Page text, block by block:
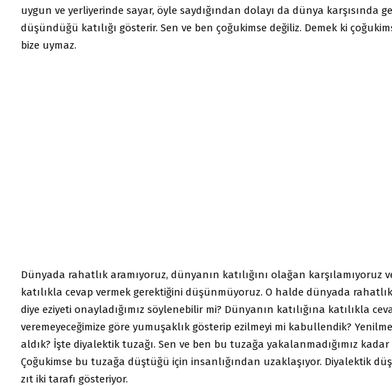
uygun ve yerliyerinde sayar, öyle saydığından dolayı da dünya karşısında
düşündüğü katılığı gösterir. Sen ve ben çoğukimse değiliz. Demek ki
bize uymaz.
Dünyada rahatlık aramıyoruz, dünyanın katılığını olağan karşılamıyoruz
katılıkla cevap vermek gerektiğini düşünmüyoruz. O halde dünyada
diye eziyeti onayladığımız söylenebilir mi? Dünyanın katılığına katılıkla
veremeyeceğimize göre yumuşaklık gösterip ezilmeyi mi kabullendik?
aldık? İşte diyalektik tuzağı. Sen ve ben bu tuzağa yakalanmadığımız kadar
Çoğukimse bu tuzağa düştüğü için insanlığından uzaklaşıyor. Diyalektik
zıt iki tarafı gösteriyor.